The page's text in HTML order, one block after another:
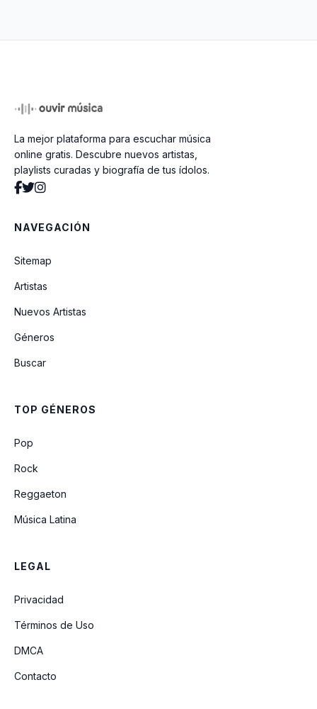
Eres La Fuente (feat. Israel Chaparro)
Alabad
La mejor plataforma para escuchar música
online gratis. Descubre nuevos artistas,
playlists curadas y biografía de tus ídolos.
NAVEGACIÓN
Sitemap
Artistas
Nuevos Artistas
Géneros
Buscar
TOP GÉNEROS
Pop
Rock
Reggaeton
Música Latina
LEGAL
Privacidad
Términos de Uso
DMCA
Contacto